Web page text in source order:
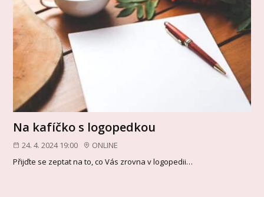
Na kafíčko s logopedkou
24. 4. 2024 19:00
ONLINE
Přijďte se zeptat na to, co Vás zrovna v logopedii…